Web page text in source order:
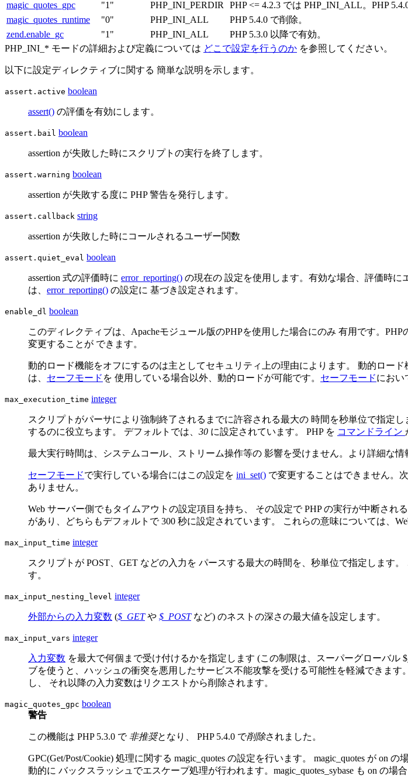
magic_quotes_gpc
"1" PHP_INI_PERDIR
PHP <= 4.2.3 では PHP_INI_ALL。PHP
magic_quotes_runtime
"0" PHP_INI_ALL
PHP 5.4.0 で削除。
zend.enable_gc
"1" PHP_INI_ALL
PHP 5.3.0 以降で有効。
PHP_INI_* モードの詳細および定義については どこで設定を行うのか を参照してください。
以下に設定ディレクティブに関する 簡単な説明を示します。
assert.active boolean
assert() の評価を有効にします。
assert.bail boolean
assertion が失敗した時にスクリプトの実行を終了します。
assert.warning boolean
assertion が失敗する度に PHP 警告を発行します。
assert.callback string
assertion が失敗した時にコールされるユーザー関数
assert.quiet_eval boolean
assertion 式の評価時に error_reporting() の現在の 設定を使用します。有効な場合、評価時に
は、 error_reporting() の設定に 基づき設定されます。
enable_dl boolean
このディレクティブは、Apacheモジュール版のPHPを使用した場合にのみ 有用です。PHP
変更することが できます。
動的ロード機能をオフにするのは主としてセキュリティ上の理由によります。 動的ロード
は、 セーフモード を 使用している場合以外、動的ロードが可能です。 セーフモードにおい
max_execution_time integer
スクリプトがパーサにより強制終了されるまでに許容される最大の 時間を秒単位で指定
するのに役立ちます。 デフォルトでは、 30 に設定されています。 PHP を コマンドライン
最大実行時間は、システムコール、ストリーム操作等の 影響を受けません。より詳細な情
セーフモードで実行している場合にはこの設定を ini_set() で変更することはできません。
ありません。
Web サーバー側でもタイムアウトの設定項目を持ち、 その設定で PHP の実行が中断され
があり、どちらもデフォルトで 300 秒に設定されています。 これらの意味については、
max_input_time integer
スクリプトが POST、GET などの入力を パースする最大の時間を、秒単位で指定します
す。
max_input_nesting_level integer
外部からの入力変数 ($_GETや $_POSTなど) のネストの深さの最大値を設定します。
max_input_vars integer
入力変数 を最大で何個まで受け付けるかを指定します (この制限は、スーパーグローバル
ブを使うと、ハッシュの衝突を悪用したサービス不能攻撃を受ける可能性を軽減できま
し、 それ以降の入力変数はリクエストから削除されます。
magic_quotes_gpc boolean
警告
この機能は PHP 5.3.0 で 非推奨となり、 PHP 5.4.0 で削除されました。
GPC(Get/Post/Cookie) 処理に関する magic_quotes の設定を行います。 magic_quotes が
動的に バックスラッシュでエスケープ処理が行われます。magic_quotes_sybase も on の